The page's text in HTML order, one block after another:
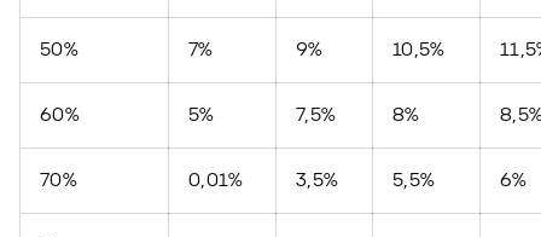
50% 7% 9% 10,5%
60% 5% 7,5% 8%
70% 0,01% 3,5% 5,5% 6%